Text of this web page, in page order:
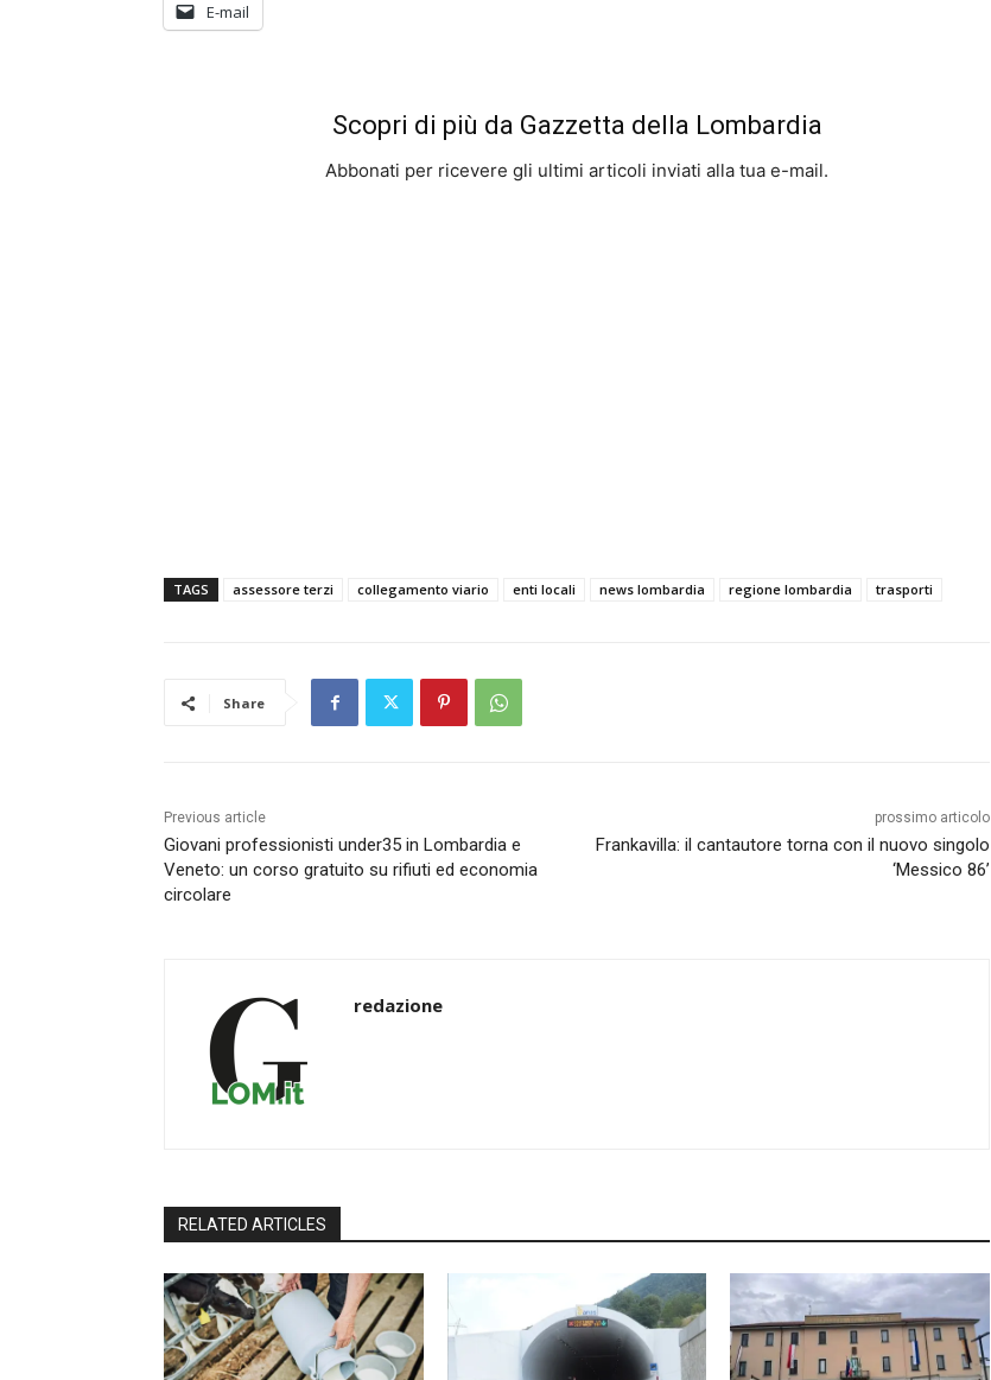
E-mail
Scopri di più da Gazzetta della Lombardia
Abbonati per ricevere gli ultimi articoli inviati alla tua e-mail.
TAGS assessore terzi collegamento viario enti locali news lombardia regione lombardia trasporti
Share
Previous article
Giovani professionisti under35 in Lombardia e
Veneto: un corso gratuito su rifiuti ed economia
circolare
prossimo articolo
Frankavilla: il cantautore torna con il nuovo singolo
‘Messico 86’
redazione
RELATED ARTICLES